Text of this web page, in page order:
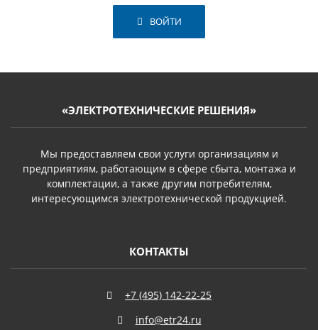
ВОЙТИ
«ЭЛЕКТРОТЕХНИЧЕСКИЕ РЕШЕНИЯ»
Мы предоставляем свои услуги организациям и
предприятиям, работающим в сфере сбыта, монтажа и
комплектации, а также другим потребителям,
интересующимся электротехнической продукцией.
КОНТАКТЫ
+7 (495) 142-22-25
info@etr24.ru